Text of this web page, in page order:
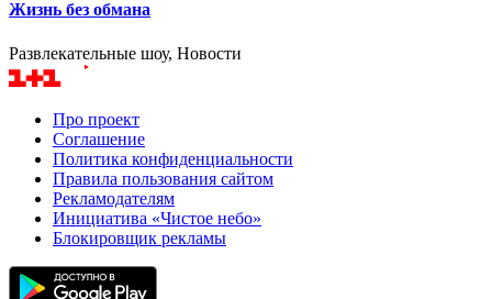
Жизнь без обмана
Развлекательные шоу, Новости
Про проект
Соглашение
Политика конфиденциальности
Правила пользования сайтом
Рекламодателям
Инициатива «Чистое небо»
Блокировщик рекламы